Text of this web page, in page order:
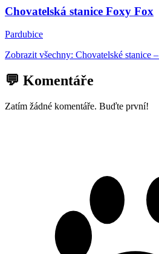
Chovatelská stanice Foxy Fox
Pardubice
Zobrazit všechny: Chovatelské stanice –
💬 Komentáře
Zatím žádné komentáře. Buďte první!